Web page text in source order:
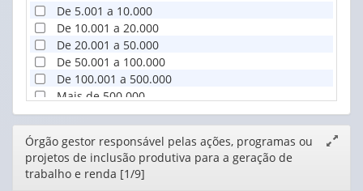
De 5.001 a 10.000
De 10.001 a 20.000
De 20.001 a 50.000
De 50.001 a 100.000
De 100.001 a 500.000
Mais de 500.000
Editor
Órgão gestor responsável pelas ações, programas ou
projetos de inclusão produtiva para a geração de
trabalho e renda [1/9]